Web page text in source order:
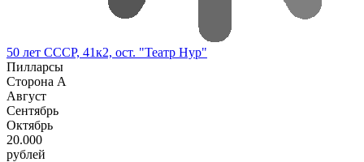
50 лет СССР, 41к2, ост. "Театр Нур"
Пилларсы
Сторона А
Август
Сентябрь
Октябрь
20.000
рублей